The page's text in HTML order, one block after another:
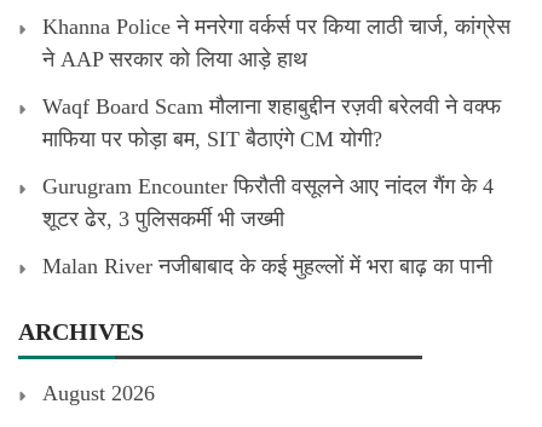
Khanna Police ने मनरेगा वर्कर्स पर किया लाठी चार्ज, कांग्रेस
ने AAP सरकार को लिया आड़े हाथ
Waqf Board Scam मौलाना शहाबुद्दीन रज़वी बरेलवी ने वक्फ
माफिया पर फोड़ा बम, SIT बैठाएंगे CM योगी?
Gurugram Encounter फिरौती वसूलने आए नांदल गैंग के 4
शूटर ढेर, 3 पुलिसकर्मी भी जख्मी
Malan River नजीबाबाद के कई मुहल्लों में भरा बाढ़ का पानी
ARCHIVES
August 2026